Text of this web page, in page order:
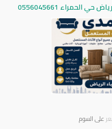
0556045661
على السوم